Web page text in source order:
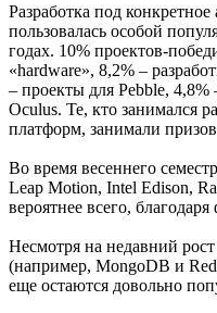
Разработка под
пользовалась особой
годах. 10% проектов-
«hardware», 8,2% –
– проекты для Pebble,
Oculus. Те, кто занимался
платформ, занимали
Во время весеннего
Leap Motion, Intel Edison,
вероятнее всего,
Несмотря на недавний
(например, MongoDB и
еще остаются довольно